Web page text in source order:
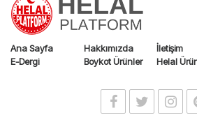
Ana Sayfa Hakkımızda İletişim
E-Dergi
Boykot Ürünler Helal